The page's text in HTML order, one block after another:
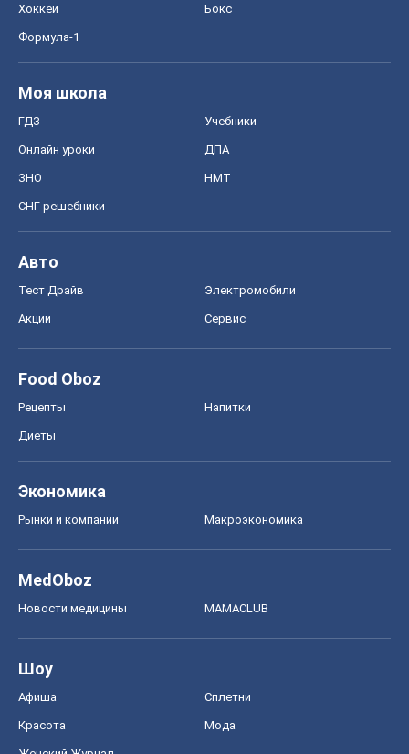
Хоккей Бокс
Формула-1
Моя школа
ГДЗ Учебники
Онлайн уроки ДПА
ЗНО НМТ
СНГ решебники
Авто
Тест Драйв Электромобили
Акции Сервис
Food Oboz
Рецепты Напитки
Диеты
Экономика
Рынки и компании Mакроэкономика
MedOboz
Новости медицины MAMACLUB
Шоу
Афиша Сплетни
Красота Мода